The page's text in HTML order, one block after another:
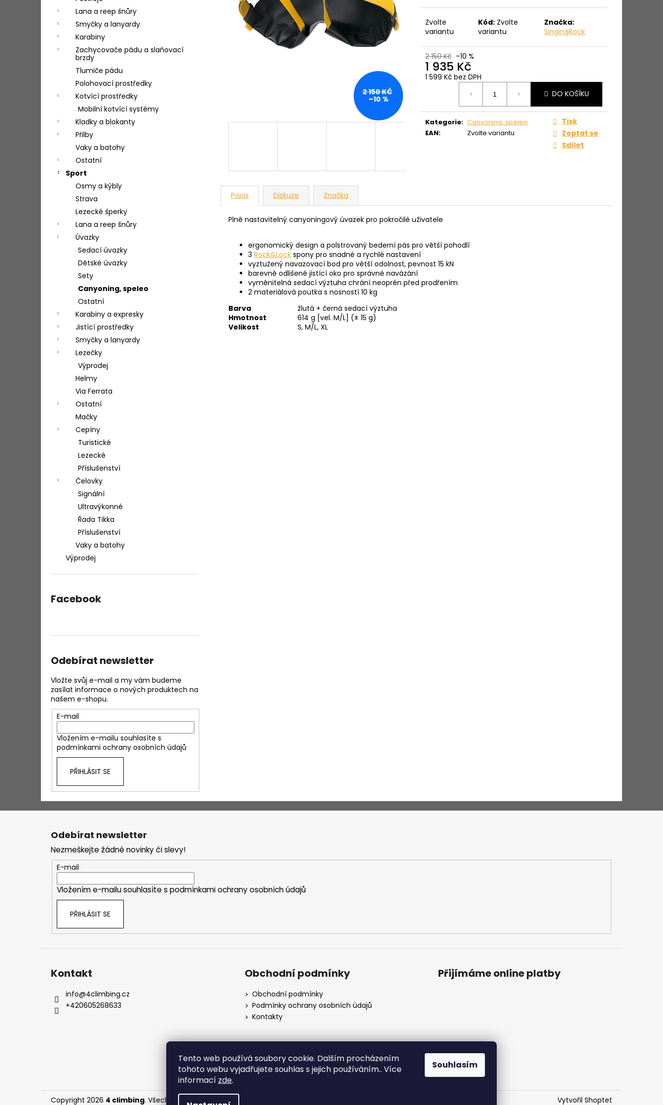
Tento web používá soubory cookie. Dalším procházením
tohoto webu vyjadřujete souhlas s jejich používáním.. Více
informací zde.
Souhlasím
Lana a reep šnůry
Smyčky a lanyardy
Karabiny
Zachycovače pádu a slaňovací
brzdy
Tlumiče pádu
Polohovací prostředky
Kotvící prostředky
Mobilní kotvící systémy
Kladky a blokanty
Přilby
Vaky a batohy
Ostatní
Sport
Osmy a kýbly
Strava
Lezecké šperky
Lana a reep šnůry
Úvazky
Sedací úvazky
Dětské úvazky
Sety
Canyoning, speleo
Ostatní
Karabiny a expresky
Jistící prostředky
Smyčky a lanyardy
Lezečky
Výprodej
Helmy
Via Ferrata
Ostatní
Mačky
Cepíny
Turistické
Lezecké
Příslušenství
Čelovky
Signální
Ultravýkonné
Řada Tikka
Příslušenství
Vaky a batohy
Výprodej
Facebook
Odebírat newsletter
Vložte svůj e-mail a my vám budeme
zasílat informace o nových produktech na
našem e-shopu.
E-mail
Vložením e-mailu souhlasíte s
podmínkami ochrany osobních údajů
PŘIHLÁSIT SE
Zvolte
variantu
Kód: Zvolte
variantu
Značka:
SingingRock
2 150 Kč –10 %
1 935 Kč
1 599 Kč bez DPH
DO KOŠÍKU
Kategorie: Canyoning, speleo
EAN: Zvolte variantu
Tisk
Zeptat se
Sdílet
2 150 KČ
–10 %
Popis Diskuze Značka
Plně nastavitelný canyoningový úvazek pro pokročilé uživatele
ergonomický design a polstrovaný bederní pás pro větší pohodlí
3 Rock&Lock spony pro snadné a rychlé nastavení
vyztužený navazovací bod pro větší odolnost, pevnost 15 kN
barevně odlišené jistící oko pro správné navázání
vyměnitelná sedací výztuha chrání neoprén před prodřením
2 materiálová poutka s nosností 10 kg
Barva
žlutá + černá sedací výztuha
Hmotnost
614 g [vel. M/L] (± 15 g)
Velikost
S, M/L, XL
Z
Odebírat newsletter
Nezmeškejte žádné novinky či slevy!
E-mail
Vložením e-mailu souhlasíte s podmínkami ochrany osobních údajů
PŘIHLÁSIT SE
Kontakt
info@4climbing.cz
+420605268633
Obchodní podmínky
Obchodní podmínky
Podmínky ochrany osobních údajů
Kontakty
Přijímáme online platby
Obchodní podmínky
Vytvořil Shoptet
Copyright 2026 4 climbing. Všechna práva vyhrazena.